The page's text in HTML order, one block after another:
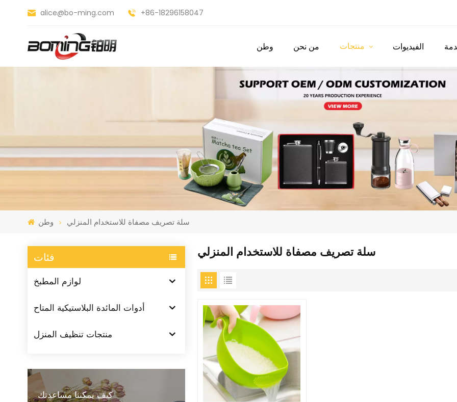
alice@bo-ming.com +86-18296158047
وطن من نحن الفيديوات
وطن سلة تصريف مصفاة للاستخدام المنزلي
فئات
لوازم المطبخ
أدوات المائدة البلاستيكية المتاح
منتجات تنظيف المنزل
كيف يمكننا مساعدتك
سلة تصريف مصفاة للاستخدام المنزلي